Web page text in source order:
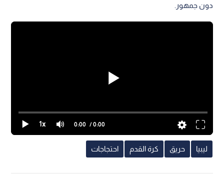
دون جمهور.
1x 0:00 / 0:00
ليبيا حريق كرة القدم احتجاجات